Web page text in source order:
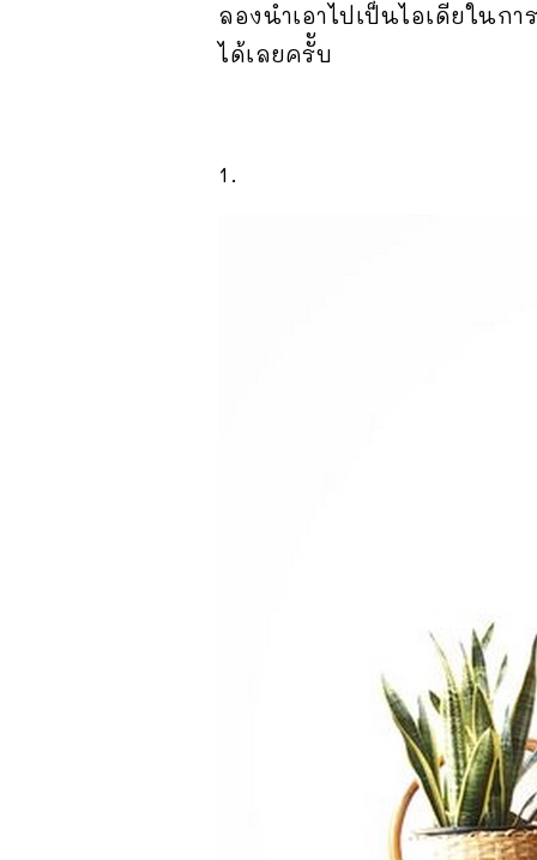
ลองนำเอาไปเป็นไอเดียในก
ได้เลยครัับ
1.